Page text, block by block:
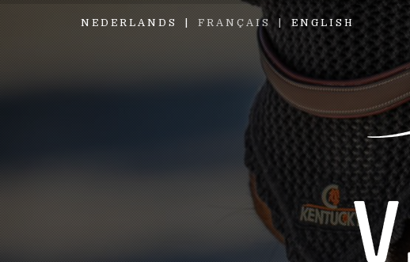
NEDERLANDS FRANÇAIS ENGLISH